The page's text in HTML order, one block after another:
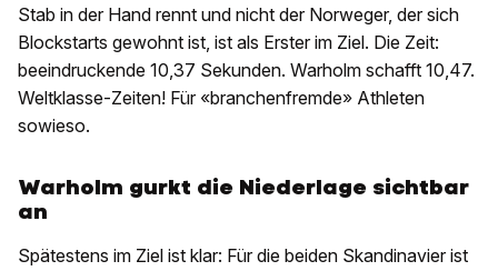
Stab in der Hand rennt und nicht der Norweger, der sich
Blockstarts gewohnt ist, ist als Erster im Ziel. Die Zeit:
beeindruckende 10,37 Sekunden. Warholm schafft 10,47.
Weltklasse-Zeiten! Für «branchenfremde» Athleten
sowieso.
Warholm gurkt die Niederlage sichtbar
an
Spätestens im Ziel ist klar: Für die beiden Skandinavier ist